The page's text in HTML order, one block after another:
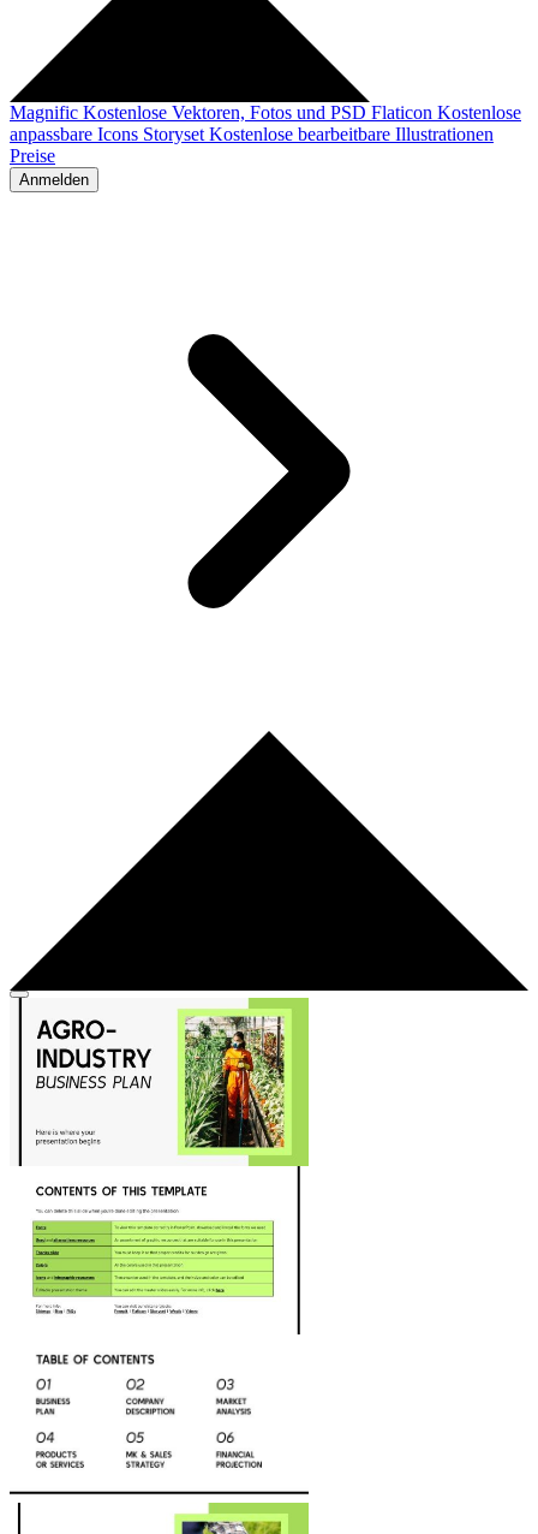
Magnific Kostenlose Vektoren, Fotos und PSD Flaticon Kostenlose
anpassbare Icons Storyset Kostenlose bearbeitbare Illustrationen
Preise
Anmelden